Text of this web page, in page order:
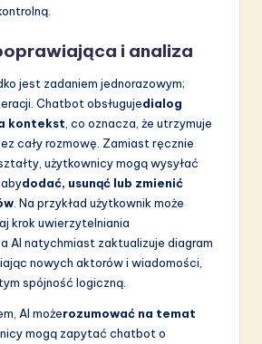
i analiza
jest zadaniem jednorazowym;
Chatbot obsługujedialog
kontekst , co oznacza, że utrzymuje
cały rozmowę. Zamiast ręcznie
użytkownicy mogą wysyłać
dodać, usunąć lub zmienić
. Na przykład użytkownik może
krok uwierzytelniania
AI natychmiast zaktualizuje diagram
nowych aktorów i wiadomości,
spójność logiczną.
AI możerozumować na temat
mogą zapytać chatbot o